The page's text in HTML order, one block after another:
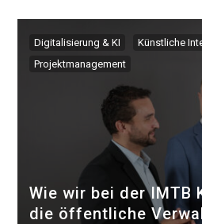
Digitalisierung & KI
Künstliche
Projektmanagement
Wie wir bei der IMTB
die öffentliche